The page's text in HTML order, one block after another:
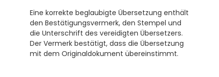
Eine korrekte beglaubigte Übersetzung enthält
den Bestätigungsvermerk, den Stempel und
die Unterschrift des vereidigten Übersetzers.
Der Vermerk bestätigt, dass die Übersetzung
mit dem Originaldokument übereinstimmt.